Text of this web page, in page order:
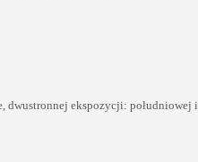
dwustronnej ekspozycji: południowej i